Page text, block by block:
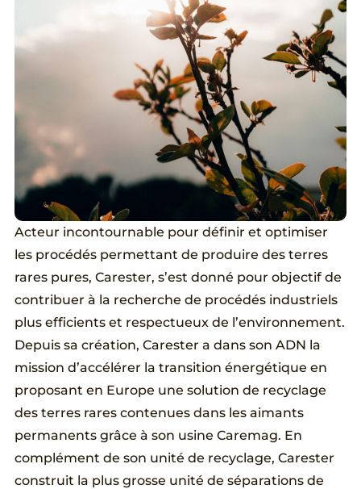
Acteur incontournable pour définir et optimiser
les procédés permettant de produire des terres
rares pures, Carester, s’est donné pour objectif de
contribuer à la recherche de procédés industriels
plus efficients et respectueux de l’environnement.
Depuis sa création, Carester a dans son ADN la
mission d’accélérer la transition énergétique en
proposant en Europe une solution de recyclage
des terres rares contenues dans les aimants
permanents grâce à son usine Caremag. En
complément de son unité de recyclage, Carester
construit la plus grosse unité de séparations de